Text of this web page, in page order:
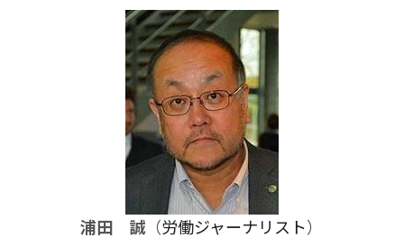
浦田　誠（労働ジャーナリスト）
としてとらえかえす
【越境】08ラテンアメリカ先住民の言語と文化
を学ぶ――メキシコ最大の先住民言語ナワトル
【越境】11鎌田慧 時代を描く・ルポルタージュ
PARC田んぼ2026年6月
足尾ツアー